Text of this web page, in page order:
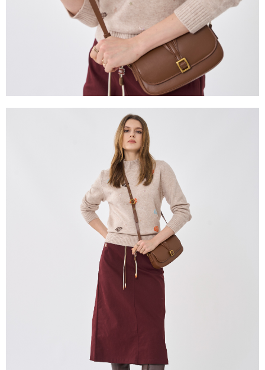
３．未成年的使用者請事先徵得法定代理人或監護人之同意方可使用
「AFTEE先享後付」，若未經同意申辦者引起之損失，本公司不負相關責
４．使用「AFTEE先享後付」時，將依據個別帳號之用戶狀況，依本公司即
時審查核予不同之上限額度；若仍有額度不足之情形，本公司將視審查結果
請求用戶進行身份認證。
５．嚴禁一人註冊多個帳號或使用他人資訊註冊。若發現惡意使用之情形，
恩沛科技股份有限公司將有權停止該用戶之使用額度並採取法律行動。